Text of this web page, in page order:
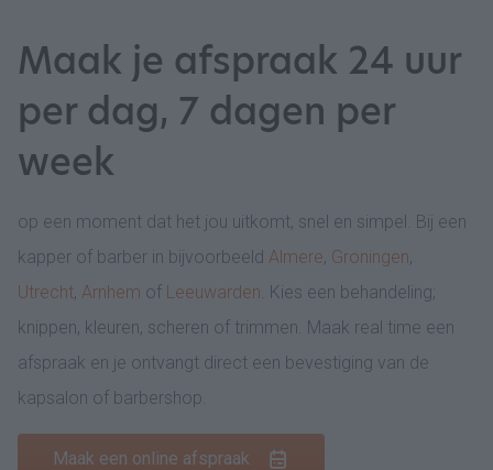
Maak je afspraak 24 uur
per dag, 7 dagen per
week
op een moment dat het jou uitkomt, snel en simpel. Bij een
kapper of barber in bijvoorbeeld Almere, Groningen,
Utrecht, Arnhem of Leeuwarden . Kies een behandeling;
knippen, kleuren, scheren of trimmen. Maak real time een
afspraak en je ontvangt direct een bevestiging van de
kapsalon of barbershop.
Maak een online afspraak